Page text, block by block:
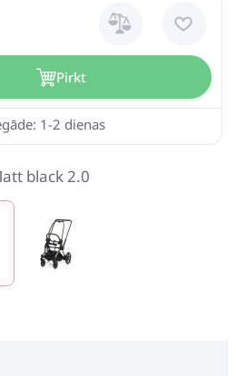
Pirkt
1-2 dienas
black 2.0